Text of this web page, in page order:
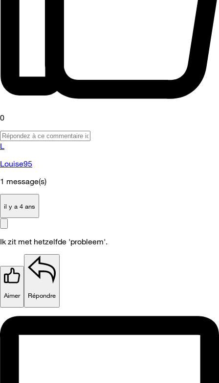
0
L
Louise95
1 message(s)
il y a 4 ans
Ik zit met hetzelfde 'probleem'.
Aimer Répondre